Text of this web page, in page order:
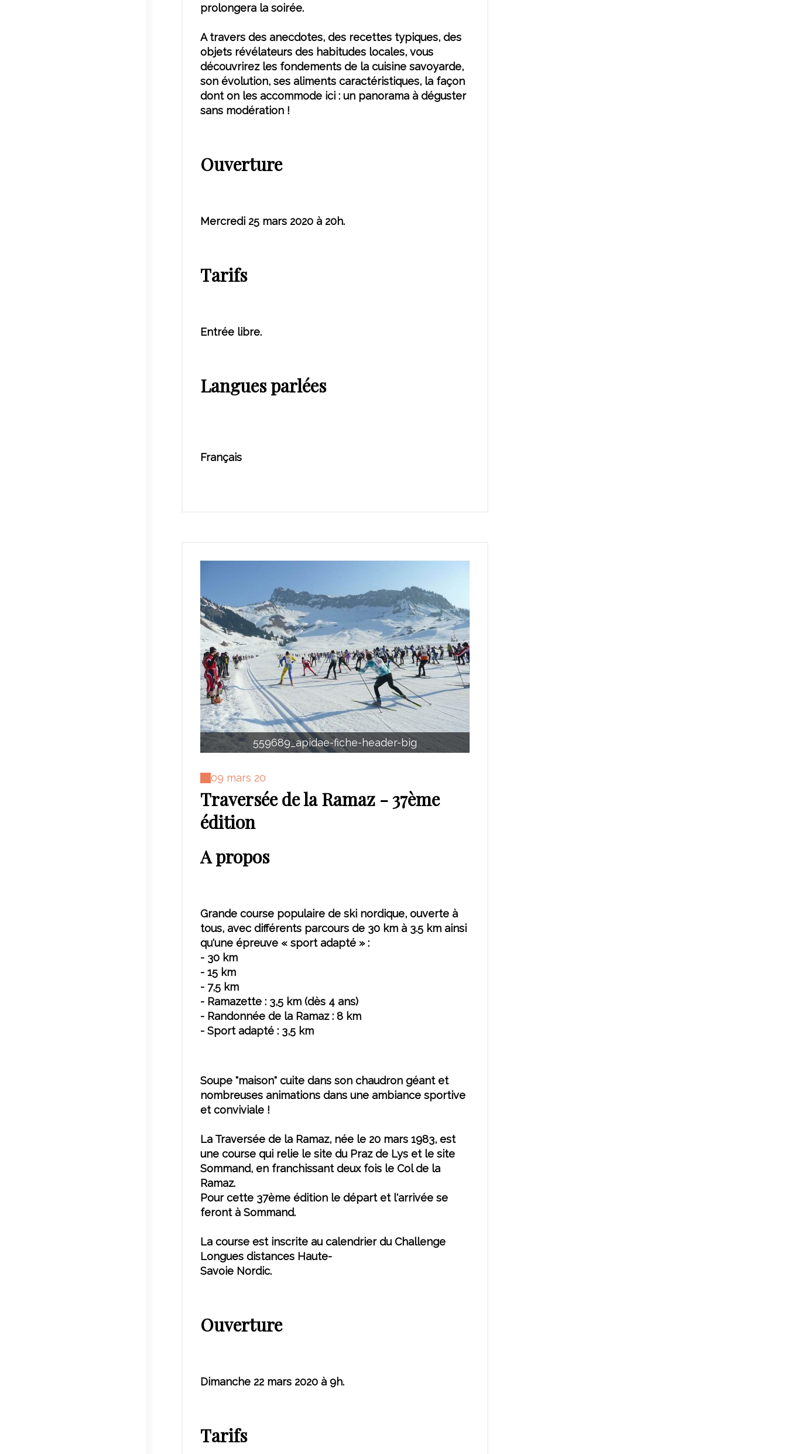
prolongera la soirée.
A travers des anecdotes, des recettes typiques, des
objets révélateurs des habitudes locales, vous
découvrirez les fondements de la cuisine savoyarde,
son évolution, ses aliments caractéristiques, la façon
dont on les accommode ici : un panorama à déguster
sans modération !
Ouverture
Mercredi 25 mars 2020 à 20h.
Tarifs
Entrée libre.
Langues parlées
Français
559689_apidae-fiche-header-big
09 mars 20
Traversée de la Ramaz - 37ème
édition
A propos
Grande course populaire de ski nordique, ouverte à
tous, avec différents parcours de 30 km à 3.5 km ainsi
qu'une épreuve « sport adapté » :
- 30 km
- 15 km
- 7,5 km
- Ramazette : 3,5 km (dès 4 ans)
- Randonnée de la Ramaz : 8 km
- Sport adapté : 3,5 km
Soupe "maison" cuite dans son chaudron géant et
nombreuses animations dans une ambiance sportive
et conviviale !
La Traversée de la Ramaz, née le 20 mars 1983, est
une course qui relie le site du Praz de Lys et le site
Sommand, en franchissant deux fois le Col de la
Ramaz.
Pour cette 37ème édition le départ et l'arrivée se
feront à Sommand.
La course est inscrite au calendrier du Challenge
Longues distances Haute-
Savoie Nordic.
Ouverture
Dimanche 22 mars 2020 à 9h.
Tarifs